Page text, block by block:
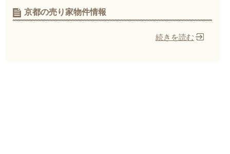
京都の売り家物件情報
続きを読む